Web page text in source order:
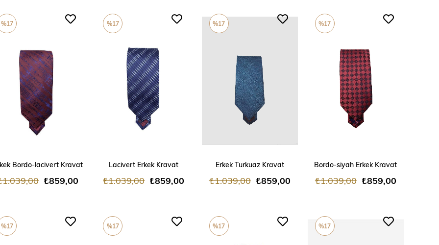
ADD TO CART
Bordo-lacivert Kravat
₺859,00
%17
ADD TO CART
Lacivert Erkek Kravat
₺859,00
₺1.039,00
%17
ADD TO CART
Erkek Turkuaz Kravat
₺859,00
₺1.039,00
%17
ADD TO CART
Bordo-siyah Erkek Kravat
₺859,00
₺1.039,00
%17
%17 %17 %17 %17